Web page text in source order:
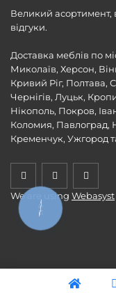
Великий асортимент,
відгуки.
Доставка меблів по
Миколаїв, Херсон,
Кривий Ріг, Полтава,
Чернігів, Луцьк,
Нікополь, Покров,
Коломия, Павлоград,
Кременчук, Ужгород
We are using Webasyst
КНОПКА
ЗВ'ЯЗКУ